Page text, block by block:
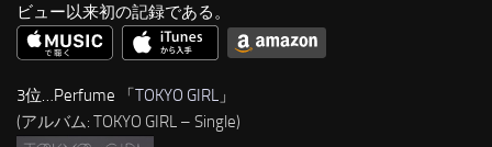
ビュー以来初の記録である。
3位…Perfume 「 TOKYO GIRL 」
(アルバム: TOKYO GIRL – Single)